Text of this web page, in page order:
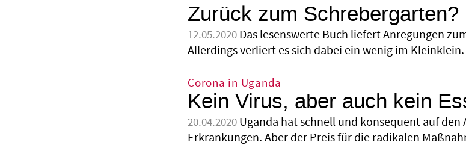
Zurück zum Schrebergarten?
12.05.2020 Das lesenswerte Buch liefert Anregungen
Allerdings verliert es sich dabei ein wenig im Kleinklein.
Corona in Uganda
Kein Virus, aber auch kein
20.04.2020 Uganda hat schnell und konsequent auf
Erkrankungen. Aber der Preis für die radikalen